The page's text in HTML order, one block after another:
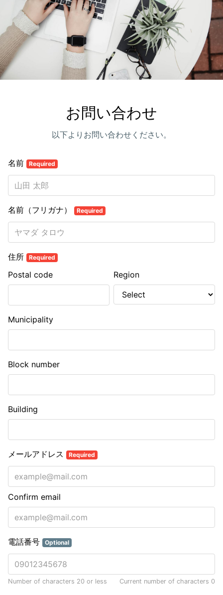
お問い合わせ
以下よりお問い合わせください。
名前 Required
名前（フリガナ） Required
住所 Required
Postal code Region
Municipality
Block number
Building
メールアドレス Required
Confirm email
電話番号 Optional
Number of characters 20 or less Current number of characters 0